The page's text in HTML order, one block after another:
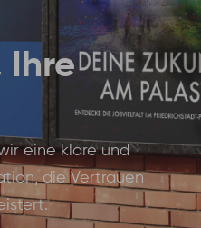
Ihre
eine klare und
die Vertrauen